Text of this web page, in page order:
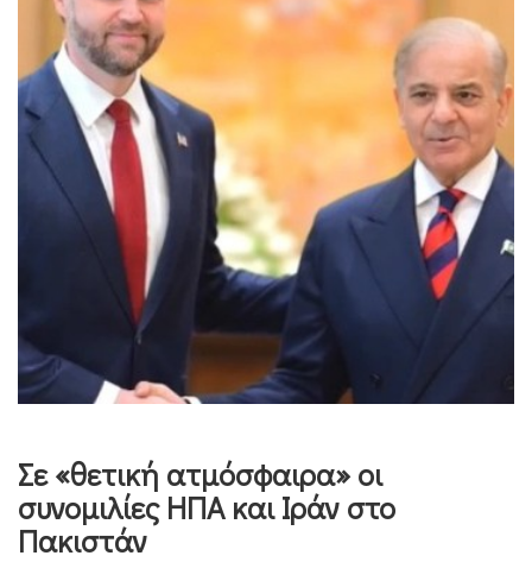
Σε «θετική ατμόσφαιρα» οι
συνομιλίες ΗΠΑ και Ιράν στο
Πακιστάν